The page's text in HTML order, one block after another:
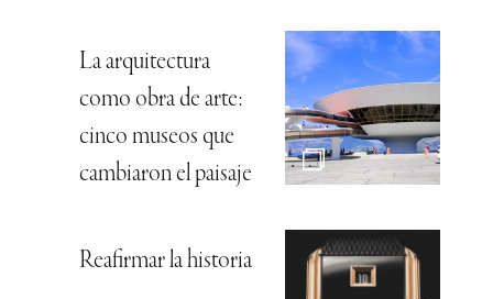
La arquitectura
como obra de arte:
cinco museos que
cambiaron el paisaje
Reafirmar la historia